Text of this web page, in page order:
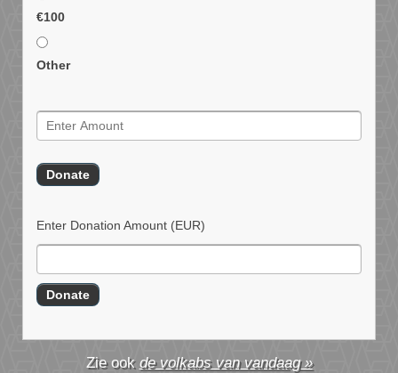
€100
Other
Enter Donation Amount (EUR)
de volkabs van vandaag »